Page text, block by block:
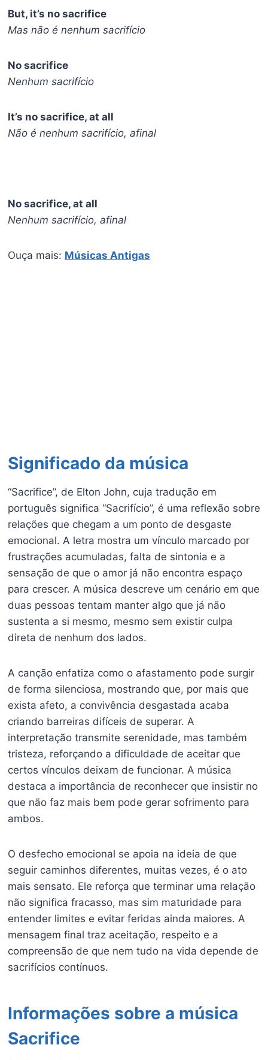
But, it’s no sacrifice
Mas não é nenhum sacrifício
No sacrifice
Nenhum sacrifício
It’s no sacrifice, at all
Não é nenhum sacrifício, afinal
No sacrifice, at all
Nenhum sacrifício, afinal
Ouça mais: Músicas Antigas
Significado da música
“Sacrifice”, de Elton John, cuja tradução em
português significa “Sacrifício”, é uma reflexão sobre
relações que chegam a um ponto de desgaste
emocional. A letra mostra um vínculo marcado por
frustrações acumuladas, falta de sintonia e a
sensação de que o amor já não encontra espaço
para crescer. A música descreve um cenário em que
duas pessoas tentam manter algo que já não
sustenta a si mesmo, mesmo sem existir culpa
direta de nenhum dos lados.
A canção enfatiza como o afastamento pode surgir
de forma silenciosa, mostrando que, por mais que
exista afeto, a convivência desgastada acaba
criando barreiras difíceis de superar. A
interpretação transmite serenidade, mas também
tristeza, reforçando a dificuldade de aceitar que
certos vínculos deixam de funcionar. A música
destaca a importância de reconhecer que insistir no
que não faz mais bem pode gerar sofrimento para
ambos.
O desfecho emocional se apoia na ideia de que
seguir caminhos diferentes, muitas vezes, é o ato
mais sensato. Ele reforça que terminar uma relação
não significa fracasso, mas sim maturidade para
entender limites e evitar feridas ainda maiores. A
mensagem final traz aceitação, respeito e a
compreensão de que nem tudo na vida depende de
sacrifícios contínuos.
Informações sobre a música
Sacrifice